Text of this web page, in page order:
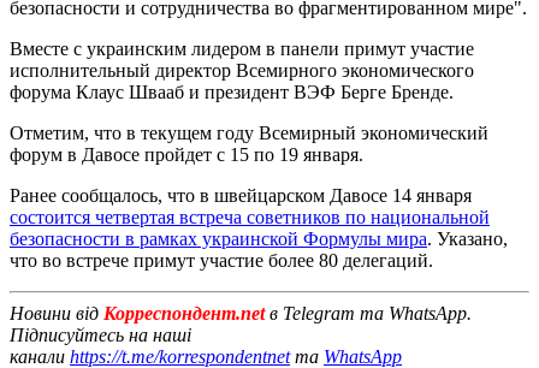
безопасности и сотрудничества во фрагментированном мире".
Вместе с украинским лидером в панели примут участие
исполнительный директор Всемирного экономического
форума Клаус Швааб и президент ВЭФ Берге Бренде.
Отметим, что в текущем году Всемирный экономический
форум в Давосе пройдет с 15 по 19 января.
Ранее сообщалось, что в швейцарском Давосе 14 января
состоится четвертая встреча советников по национальной
безопасности в рамках украинской Формулы мира. Указано,
что во встрече примут участие более 80 делегаций.
Новини від Корреспондент.netв Telegram та WhatsApp.
Підписуйтесь на наші
канали https://t.me/korrespondentnetта WhatsApp